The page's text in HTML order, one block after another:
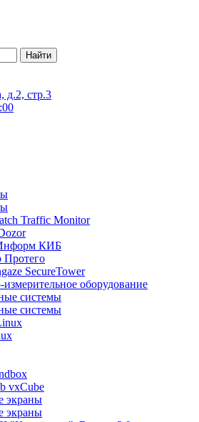
Найти
д.2, стр.3
Traffic Monitor
КИБ
Протего
SecureTower
оборудование
системы
системы
vxCube
экраны
экраны